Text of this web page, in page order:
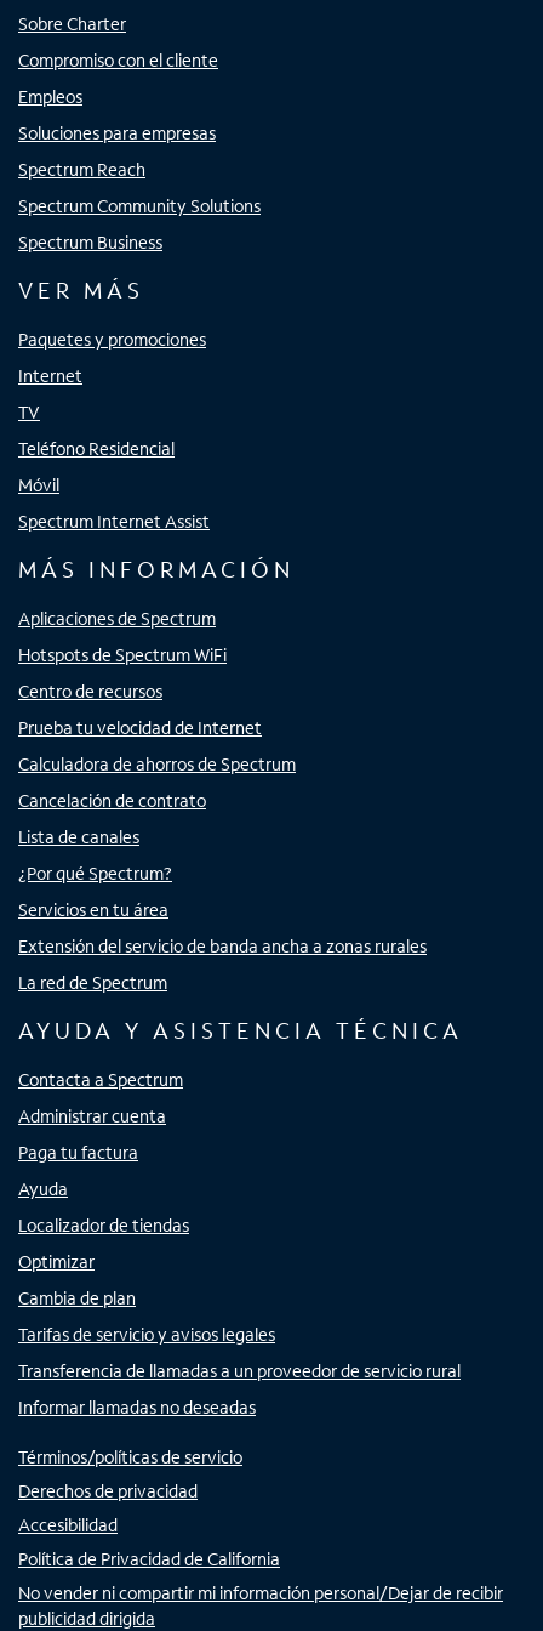
Sobre Charter
Compromiso con el cliente
Empleos
Soluciones para empresas
Spectrum Reach
Spectrum Community Solutions
Spectrum Business
VER MÁS
Paquetes y promociones
Internet
TV
Teléfono Residencial
Móvil
Spectrum Internet Assist
MÁS INFORMACIÓN
Aplicaciones de Spectrum
Hotspots de Spectrum WiFi
Centro de recursos
Prueba tu velocidad de Internet
Calculadora de ahorros de Spectrum
Cancelación de contrato
Lista de canales
¿Por qué Spectrum?
Servicios en tu área
Extensión del servicio de banda ancha a zonas rurales
La red de Spectrum
AYUDA Y ASISTENCIA TÉCNICA
Contacta a Spectrum
Administrar cuenta
Paga tu factura
Ayuda
Localizador de tiendas
Optimizar
Cambia de plan
Tarifas de servicio y avisos legales
Transferencia de llamadas a un proveedor de servicio rural
Informar llamadas no deseadas
Términos/políticas de servicio
Derechos de privacidad
Accesibilidad
Política de Privacidad de California
No vender ni compartir mi información personal/Dejar de recibir
publicidad dirigida